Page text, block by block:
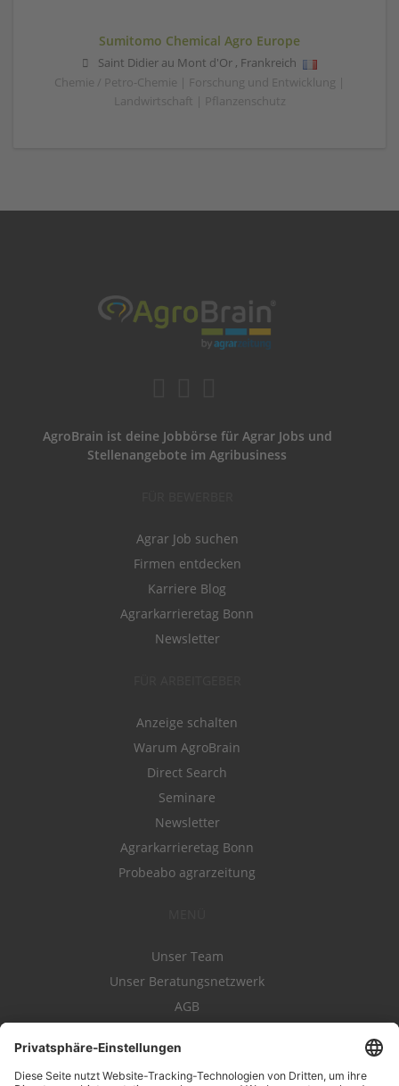
Sumitomo Chemical Agro Europe
Saint Didier au Mont d'Or , Frankreich
Chemie / Petro-Chemie | Forschung und Entwicklung |
Landwirtschaft | Pflanzenschutz
AgroBrain ist deine Jobbörse für Agrar Jobs und
Stellenangebote im Agribusiness
Agrar Job suchen
Firmen entdecken
Karriere Blog
Agrarkarrieretag Bonn
Newsletter
Anzeige schalten
Warum AgroBrain
Direct Search
Seminare
Newsletter
Agrarkarrieretag Bonn
Probeabo agrarzeitung
Unser Team
Unser Beratungsnetzwerk
AGB
Datenschutz
Impressum